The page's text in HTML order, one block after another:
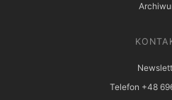
Telefon +48